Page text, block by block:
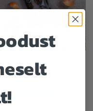
€ 5,49€
OSTUKORVI